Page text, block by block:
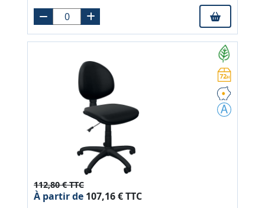
112,80 € TTC
À partir de 107,16 € TTC